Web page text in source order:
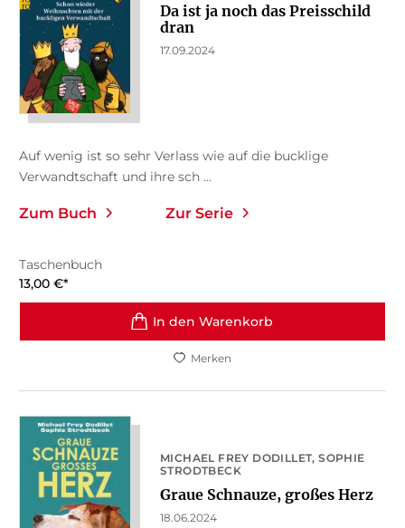
Da ist ja noch das Preisschild
dran
17.09.2024
Auf wenig ist so sehr Verlass wie auf die bucklige
Verwandtschaft und ihre sch ...
Zum Buch Zur Serie
Taschenbuch
13,00 €*
In den Warenkorb
Merken
MICHAEL FREY DODILLET SOPHIE
STRODTBECK
Graue Schnauze, großes Herz
18.06.2024